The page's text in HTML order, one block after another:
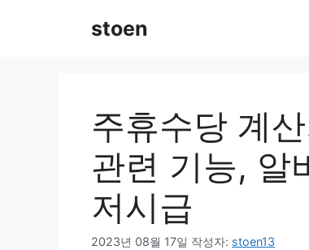
stoen
주휴수당 계
관련 기능, 알
저시급
2023년 08월 17일 작성자: stoen13